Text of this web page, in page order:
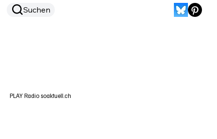
Suchen
PLAY Radio soaktuell.ch